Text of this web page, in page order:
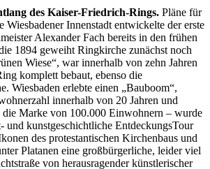
des Kaiser-Friedrich-Rings. Pläne für
Wiesbadener Innenstadt entwickelte der erste
Alexander Fach bereits in den frühen
1894 geweiht Ringkirche zunächst noch
Wiese“, war innerhalb von zehn Jahren
komplett bebaut, ebenso die
Wiesbaden erlebte einen „Bauboom“,
innerhalb von 20 Jahren und
die Marke von 100.000 Einwohnern – wurde
und kunstgeschichtliche EntdeckungsTour
des protestantischen Kirchenbaus und
Platanen eine großbürgerliche, leider viel
von herausragender künstlerischer